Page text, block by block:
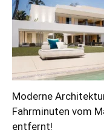
Moderne
Fahrminuten vom
entfernt!